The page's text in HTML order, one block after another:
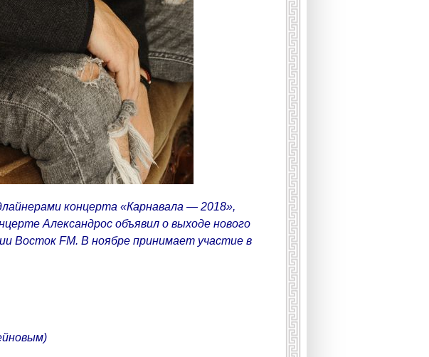
концерта «Карнавала — 2018»,
Александрос объявил о выходе нового
Восток FM. В ноябре принимает участие в